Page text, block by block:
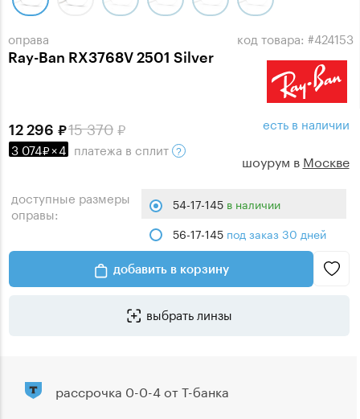
оправа
Ray-Ban RX3768V 2501 Silver
код товара: #424153
15 370
12 296
3 074 ×4 платежа в сплит
есть в наличии
шоурум в Москве
доступные размеры
оправы:
54-17-145 в наличии
56-17-145 под заказ 30 дней
добавить в корзину
выбрать линзы
рассрочка 0-0-4 от Т-банка